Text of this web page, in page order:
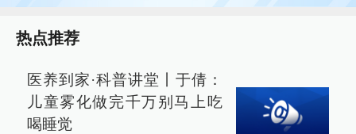
热点推荐
医养到家·科普讲堂丨于倩：
儿童雾化做完千万别马上吃
喝睡觉